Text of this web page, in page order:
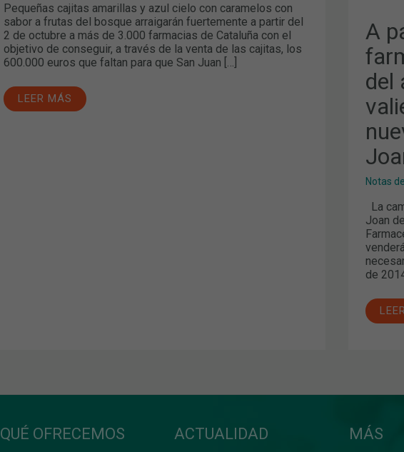
Pequeñas cajitas amarillas y azul cielo con caramelos con
sabor a frutas del bosque arraigarán fuertemente a partir del
2 de octubre a más de 3.000 farmacias de Cataluña con el
objetivo de conseguir, a través de la venta de las cajitas, los
600.000 euros que faltan para que San Juan […]
LEER MÁS
A
del
Notas
La
Joan
de
DE
DÍA
DE
JOAN
DE
QUÉ OFRECEMOS ACTUALIDAD MÁS